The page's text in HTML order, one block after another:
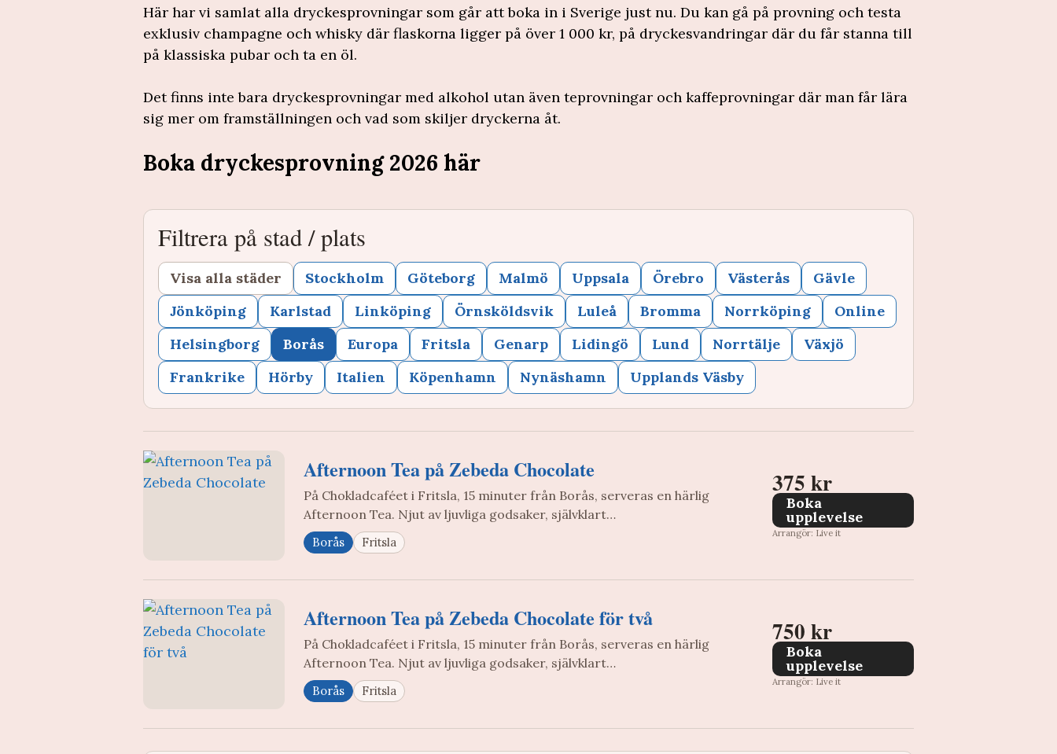
Här har vi samlat alla dryckesprovningar som går att boka in i Sverige just nu. Du kan gå på provning och testa
exklusiv champagne och whisky där flaskorna ligger på över 1 000 kr, på dryckesvandringar där du får stanna till
på klassiska pubar och ta en öl.
Det finns inte bara dryckesprovningar med alkohol utan även teprovningar och kaffeprovningar där man får lära
sig mer om framställningen och vad som skiljer dryckerna åt.
Boka dryckesprovning 2026 här
Filtrera på stad / plats
Visa alla städer Stockholm Göteborg Malmö Uppsala Örebro Västerås
Gävle
Jönköping
Karlstad Linköping Örnsköldsvik Luleå Bromma Norrköping
Online
Helsingborg
Borås Europa Fritsla Genarp Lidingö Lund Norrtälje
Växjö
Frankrike
Hörby Italien Köpenhamn Nynäshamn Upplands Väsby
Afternoon Tea på Zebeda Chocolate
På Chokladcaféet i Fritsla, 15 minuter från Borås, serveras en härlig
Afternoon Tea. Njut av ljuvliga godsaker, självklart…
Borås Fritsla
375 kr
Boka
upplevelse
Arrangör: Live it
Afternoon Tea på Zebeda Chocolate för två
På Chokladcaféet i Fritsla, 15 minuter från Borås, serveras en härlig
Afternoon Tea. Njut av ljuvliga godsaker, självklart…
Borås Fritsla
750 kr
Boka
upplevelse
Arrangör: Live it